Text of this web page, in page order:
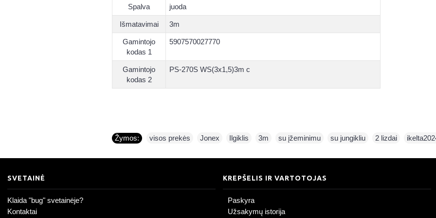
Spalva juoda
Išmatavimai 3m
Gamintojo
kodas 1
5907570027770
Gamintojo
kodas 2
PS-270S WS(3x1,5)3m c
Žymos: visos prekės Jonex Ilgiklis 3m su įžeminimu su jungikliu 2 lizdai
SVETAINĖ
Klaida "bug" svetainėje?
Kontaktai
KREPŠELIS IR VARTOTOJAS
Paskyra
Užsakymų istorija